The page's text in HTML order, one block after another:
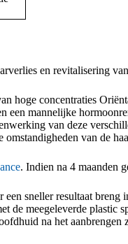
en revitalisering
hoge concentraties
een mannelijke
van deze
omstandigheden van de
. Indien na 4 maanden
sneller resultaat breng
de meegeleverde
na het aanbrengen